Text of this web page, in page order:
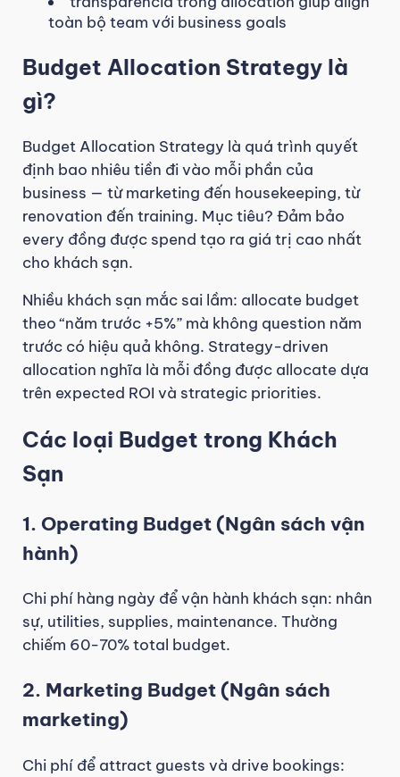
toàn bộ team với business goals
Budget Allocation Strategy là
gì?
Budget Allocation Strategy là quá trình quyết
định bao nhiêu tiền đi vào mỗi phần của
business — từ marketing đến housekeeping, từ
renovation đến training. Mục tiêu? Đảm bảo
every đồng được spend tạo ra giá trị cao nhất
cho khách sạn.
Nhiều khách sạn mắc sai lầm: allocate budget
theo “năm trước +5%” mà không question năm
trước có hiệu quả không. Strategy-driven
allocation nghĩa là mỗi đồng được allocate dựa
trên expected ROI và strategic priorities.
Các loại Budget trong Khách
Sạn
1. Operating Budget (Ngân sách vận
hành)
Chi phí hàng ngày để vận hành khách sạn: nhân
sự, utilities, supplies, maintenance. Thường
chiếm 60-70% total budget.
2. Marketing Budget (Ngân sách
marketing)
Chi phí để attract guests và drive bookings: